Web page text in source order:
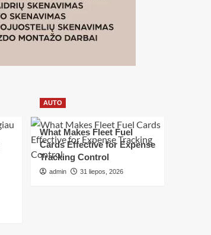
AUTO
What Makes Fleet Fuel
Cards Effective for Expense
Tracking Control
admin 31 liepos, 2026